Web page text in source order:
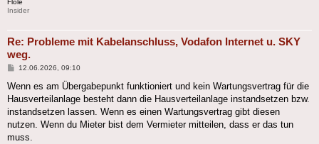
Insider
Re: Probleme mit Kabelanschluss, Vodafon Internet u. SKY
weg.
Beitrag
12.06.2026, 09:10
Wenn es am Übergabepunkt funktioniert und kein Wartungsvertrag für die
Hausverteilanlage besteht dann die Hausverteilanlage instandsetzen bzw.
instandsetzen lassen. Wenn es einen Wartungsvertrag gibt diesen
nutzen. Wenn du Mieter bist dem Vermieter mitteilen, dass er das tun
muss.